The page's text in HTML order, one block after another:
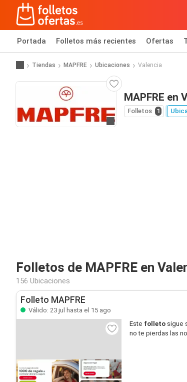
Portada Folletos más recientes Ofertas
Tiendas MAPFRE Ubicaciones Valencia
Ir a la web
MAPFRE en
Folletos 1
Folletos de MAPFRE en
156 Ubicaciones
Folleto MAPFRE
Válido: 23 jul hasta el 15 ago
Este folleto sigue
no te pierdas las